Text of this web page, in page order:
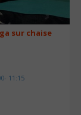
sur chaise
11:15